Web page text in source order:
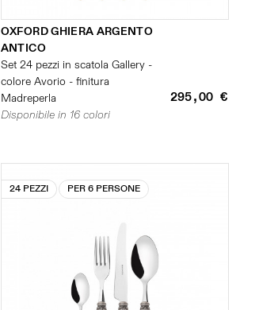
OXFORD GHIERA ARGENTO
ANTICO
Set 24 pezzi in scatola Gallery -
colore Avorio - finitura
Madreperla
295,00 €
Disponibile in 16 colori
24 PEZZI PER 6 PERSONE